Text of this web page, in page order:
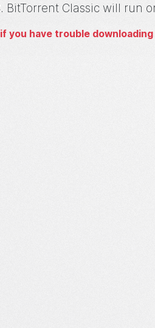
BitTorrent Classic will run
if you have trouble